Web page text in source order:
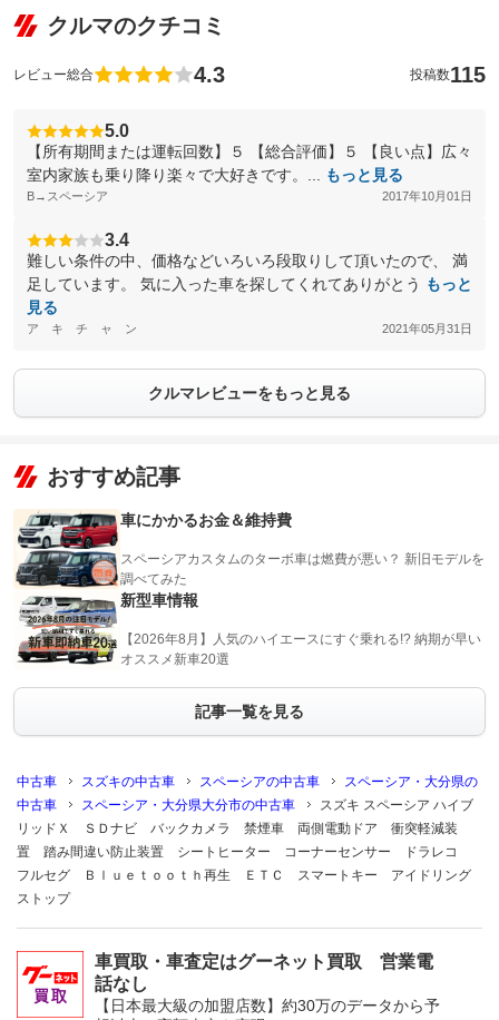
クルマのクチコミ
レビュー総合 4.3 投稿数115
5.0
【所有期間または運転回数】５ 【総合評価】５ 【良い点】広々
室内家族も乗り降り楽々で大好きです。...
もっと見る
B→スペーシア 2017年10月01日
3.4
難しい条件の中、価格などいろいろ段取りして頂いたので、 満
足しています。 気に入った車を探してくれてありがとう もっと
見る
ア キ チ ャ ン 2021年05月31日
クルマレビューをもっと見る
おすすめ記事
車にかかるお金＆維持費
スペーシアカスタムのターボ車は燃費が悪い？ 新旧モデルを
調べてみた
新型車情報
【2026年8月】人気のハイエースにすぐ乗れる!? 納期が早い
オススメ新車20選
記事一覧を見る
中古車 スズキの中古車 スペーシアの中古車
スペーシア・大分県の
中古車
スペーシア・大分県大分市の中古車
スズキ スペーシア ハイブ
リッドＸ ＳＤナビ バックカメラ 禁煙車 両側電動ドア 衝突軽減装
置 踏み間違い防止装置 シートヒーター コーナーセンサー ドラレコ
フルセグ Ｂｌｕｅｔｏｏｔｈ再生 ＥＴＣ スマートキー アイドリング
ストップ
車買取・車査定はグーネット買取 営業電
話なし
【日本最大級の加盟店数】約30万のデータから予